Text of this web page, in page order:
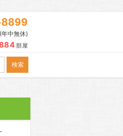
中無休)
部屋